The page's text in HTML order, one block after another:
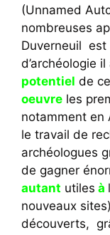
(Unnamed
nombreuses
Duverneuil est
d’archéologie
potentiel de
oeuvre les
notamment en
le travail de
archéologues
de gagner
autant utiles à
nouveaux sites)
découverts,